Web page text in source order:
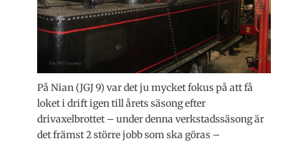
På Nian (JGJ 9) var det ju mycket fokus på att få
loket i drift igen till årets säsong efter
drivaxelbrottet – under denna verkstadssäsong är
det främst 2 större jobb som ska göras –